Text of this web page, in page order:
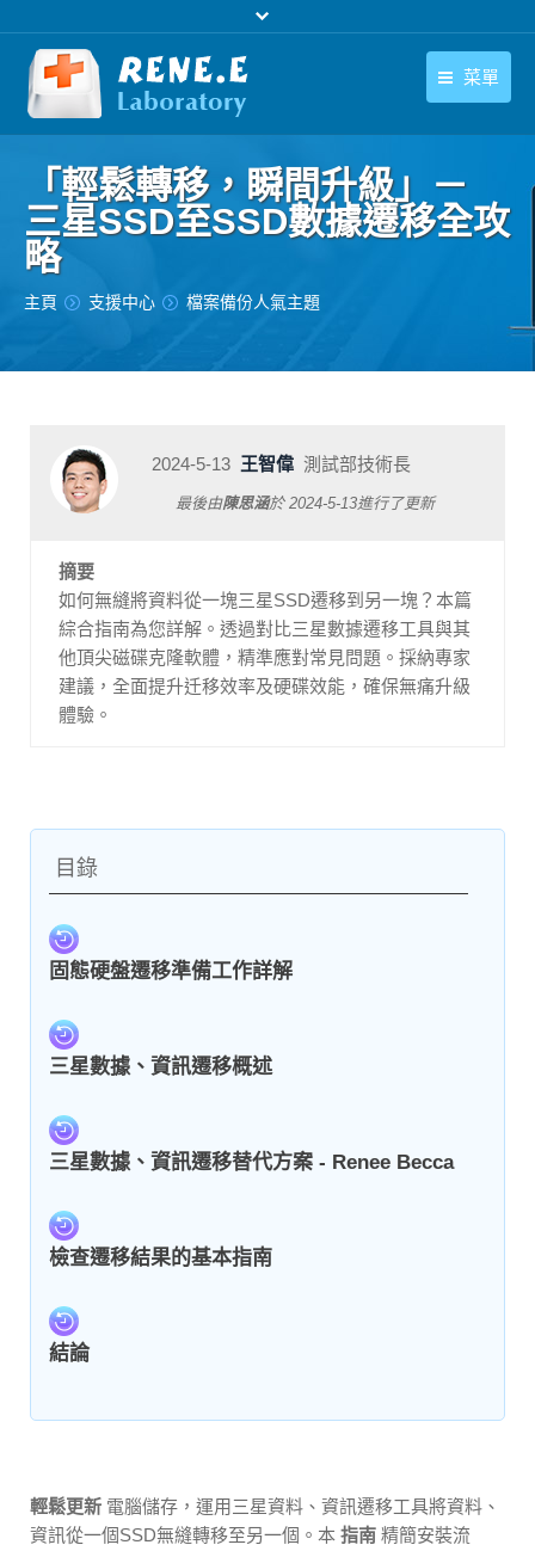
菜單
下載中心
聯絡我們
繁體中文
「輕鬆轉移，瞬間升級」－
三星SSD至SSD數據遷移全攻
略
您在此处：
主頁 支援中心 檔案備份人氣主題
2024-5-13 王智偉 測試部技術長
最後由陳思涵於2024-5-13進行了更新
摘要
如何無縫將資料從一塊三星SSD遷移到另一塊？本篇
綜合指南為您詳解。透過對比三星數據遷移工具與其
他頂尖磁碟克隆軟體，精準應對常見問題。採納專家
建議，全面提升迁移效率及硬碟效能，確保無痛升級
體驗。
目錄
固態硬盤遷移準備工作詳解
三星數據、資訊遷移概述
三星數據、資訊遷移替代方案 - Renee Becca
檢查遷移結果的基本指南
結論
輕鬆更新 電腦儲存，運用三星資料、資訊遷移工具將資料、
資訊從一個SSD無縫轉移至另一個。本 指南 精簡安裝流